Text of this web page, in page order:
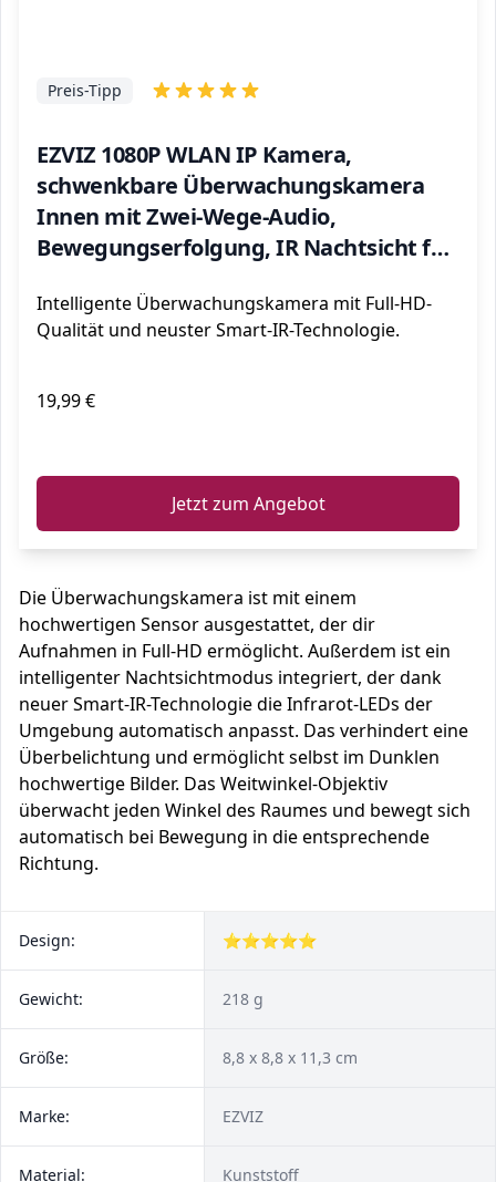
EZVIZ 1080P WLAN IP Kamera,
schwenkbare Überwachungskamera
Innen mit Zwei-Wege-Audio,
Bewegungserfolgung, IR Nachtsicht für
kompatibel mit Alexa, C6N
Preis-Tipp
Intelligente Überwachungskamera mit Full-HD-
Qualität und neuster Smart-IR-Technologie.
19,99 €
Jetzt zum Angebot
Die Überwachungskamera ist mit einem
hochwertigen Sensor ausgestattet, der dir
Aufnahmen in Full-HD ermöglicht. Außerdem ist ein
intelligenter Nachtsichtmodus integriert, der dank
neuer Smart-IR-Technologie die Infrarot-LEDs der
Umgebung automatisch anpasst. Das verhindert eine
Überbelichtung und ermöglicht selbst im Dunklen
hochwertige Bilder. Das Weitwinkel-Objektiv
überwacht jeden Winkel des Raumes und bewegt sich
automatisch bei Bewegung in die entsprechende
Richtung.
Design: ⭐⭐⭐⭐⭐
Gewicht: 218 g
Größe: 8,8 x 8,8 x 11,3 cm
Marke: EZVIZ
Material: Kunststoff